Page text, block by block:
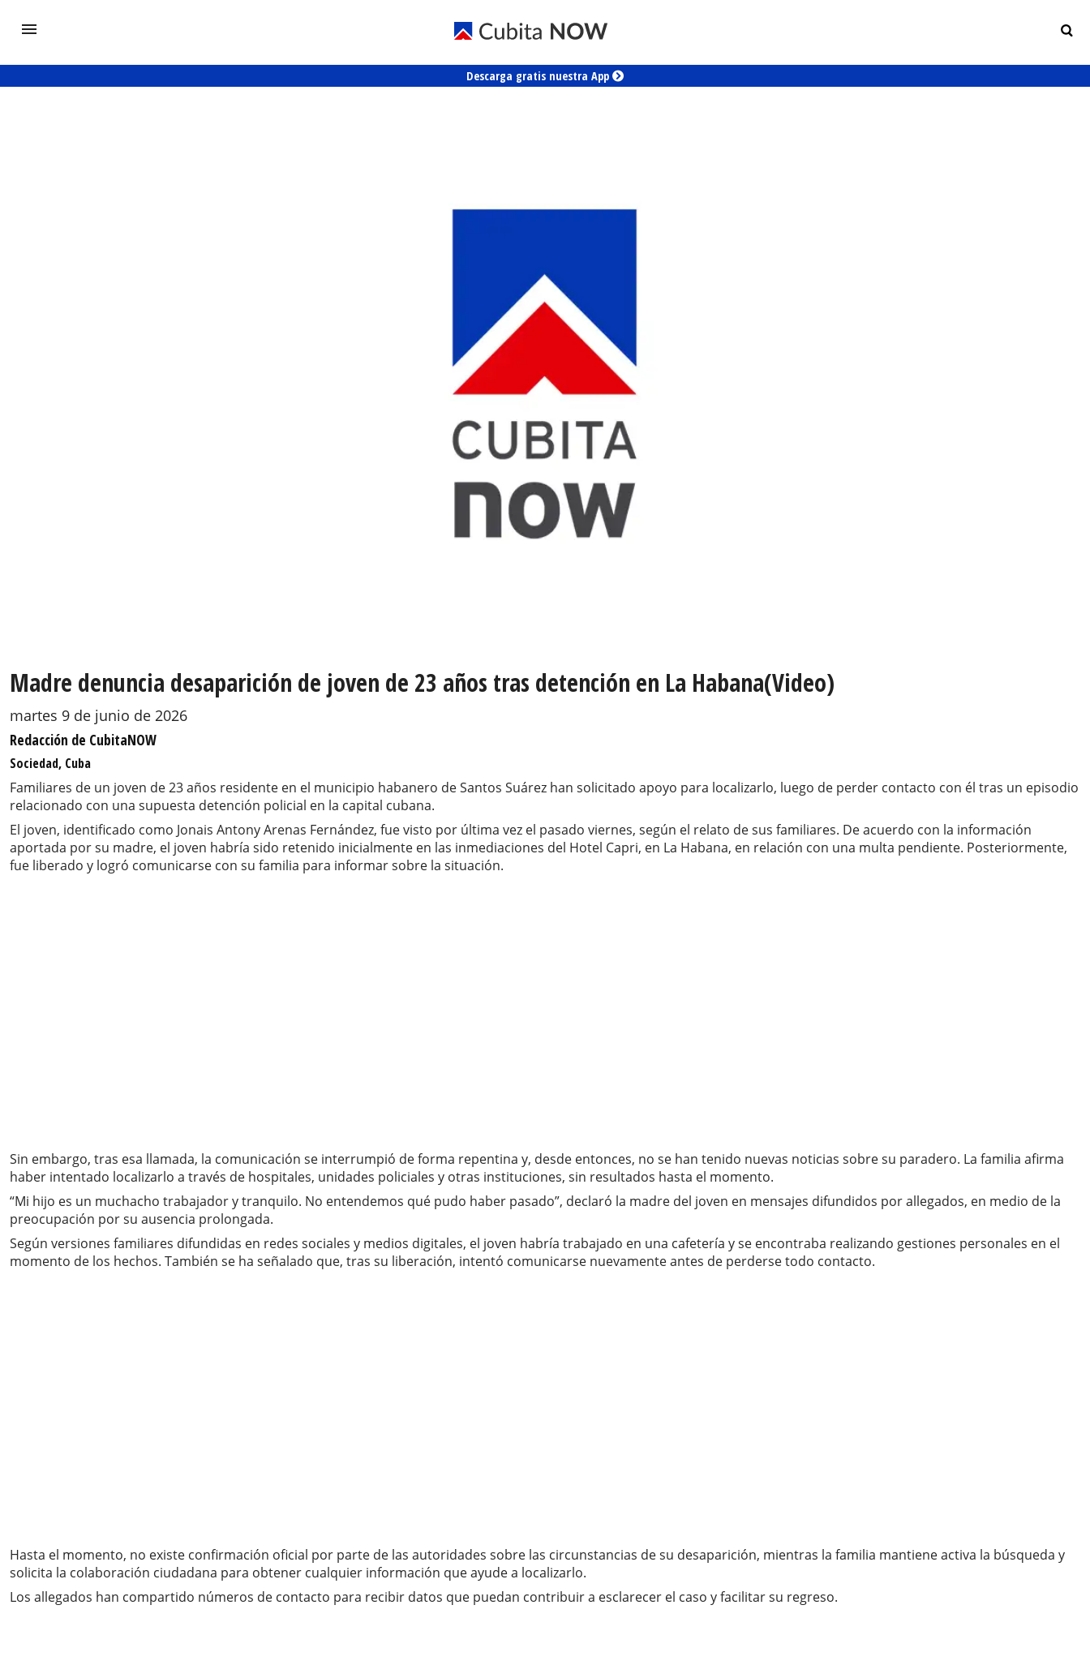
Descarga gratis nuestra App
Madre denuncia desaparición de joven de 23 años tras detención en La Habana(Video)
martes 9 de junio de 2026
Redacción de CubitaNOW
Sociedad, Cuba
Familiares de un joven de 23 años residente en el municipio habanero de Santos Suárez han solicitado apoyo para localizarlo, luego de perder contacto con él tras un episodio
relacionado con una supuesta detención policial en la capital cubana.
El joven, identificado como Jonais Antony Arenas Fernández, fue visto por última vez el pasado viernes, según el relato de sus familiares. De acuerdo con la información
aportada por su madre, el joven habría sido retenido inicialmente en las inmediaciones del Hotel Capri, en La Habana, en relación con una multa pendiente. Posteriormente,
fue liberado y logró comunicarse con su familia para informar sobre la situación.
Sin embargo, tras esa llamada, la comunicación se interrumpió de forma repentina y, desde entonces, no se han tenido nuevas noticias sobre su paradero. La familia afirma
haber intentado localizarlo a través de hospitales, unidades policiales y otras instituciones, sin resultados hasta el momento.
“Mi hijo es un muchacho trabajador y tranquilo. No entendemos qué pudo haber pasado”, declaró la madre del joven en mensajes difundidos por allegados, en medio de la
preocupación por su ausencia prolongada.
Según versiones familiares difundidas en redes sociales y medios digitales, el joven habría trabajado en una cafetería y se encontraba realizando gestiones personales en el
momento de los hechos. También se ha señalado que, tras su liberación, intentó comunicarse nuevamente antes de perderse todo contacto.
Hasta el momento, no existe confirmación oficial por parte de las autoridades sobre las circunstancias de su desaparición, mientras la familia mantiene activa la búsqueda y
solicita la colaboración ciudadana para obtener cualquier información que ayude a localizarlo.
Los allegados han compartido números de contacto para recibir datos que puedan contribuir a esclarecer el caso y facilitar su regreso.